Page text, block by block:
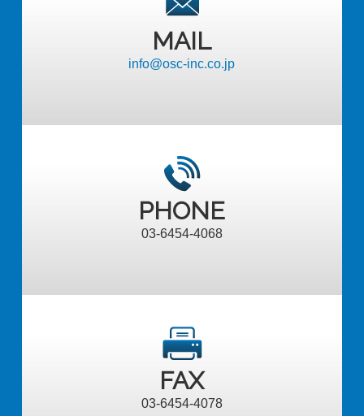
MAIL
info@osc-inc.co.jp
PHONE
03-6454-4068
FAX
03-6454-4078